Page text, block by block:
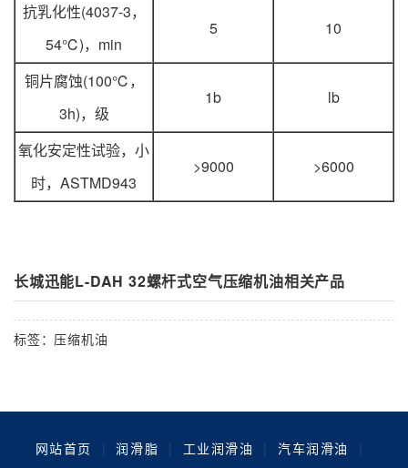
抗乳化性(4037-3，
54℃)，min
5 10
铜片腐蚀(100℃，
3h)，级
1b lb
氧化安定性试验，小
时，ASTMD943
>9000 >6000
长城迅能L-DAH 32螺杆式空气压缩机油相关产品
标签： 压缩机油
网站首页 | 润滑脂 | 工业润滑油 | 汽车润滑油 |